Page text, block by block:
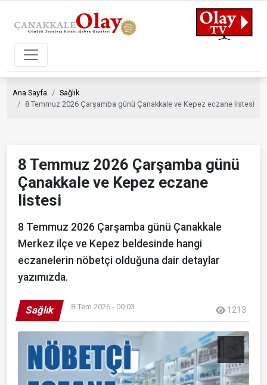
Ana Sayfa
Sağlık
8 Temmuz 2026 Çarşamba günü Çanakkale ve Kepez eczane listesi
8 Temmuz 2026 Çarşamba günü
Çanakkale ve Kepez eczane
listesi
8 Temmuz 2026 Çarşamba günü Çanakkale
Merkez ilçe ve Kepez beldesinde hangi
eczanelerin nöbetçi olduğuna dair detaylar
yazımızda.
Sağlık 8 Tem 2026 - 00:03 1213